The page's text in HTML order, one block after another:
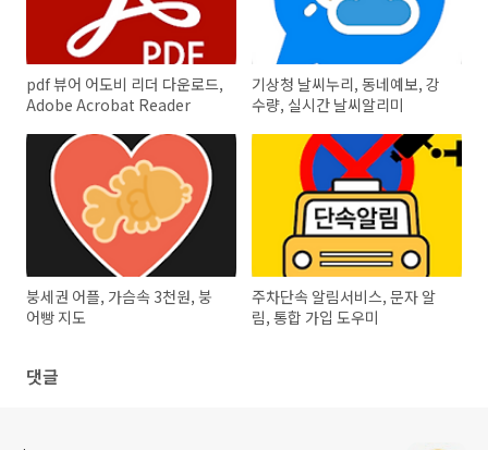
pdf 뷰어 어도비 리더 다운로드,
Adobe Acrobat Reader
기상청 날씨누리, 동네예보, 강
수량, 실시간 날씨알리미
붕세권 어플, 가슴속 3천원, 붕
어빵 지도
주차단속 알림서비스, 문자 알
림, 통합 가입 도우미
댓글